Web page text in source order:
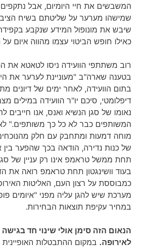
המשבשים את חיי היומיום, אבל
שמישהו מערער על שליטתם בשיח
שיבש את מונופול המידע שנקבע
כאילו חופש הביטוי עצמו מהווה איום
רוב משתתפי הוועידה ניסו לטאטא את
בטענה שארה"ב "מעוניינת לערער את
בתום הוועידה, לאחר ימים של דיונים
דיפלומטי, סיכם יו"ר הוועידה במילים
נאומו של סגן הנשיא ואנס, אנו חייבים
המשותפים כבר לא כל כך משותפים."
מוחה דמעות ומתחבק עם חלק
של כנות נדירה, הודאה בכך שהפער בין
תחת ממשל טראמפ אינו רק עניין של
בעוד וושינגטון תחת טראמפ רואה את
כמבוססת על רצון העם, האליטות
מערכת שיש להגן עליה מפני "איומים
במחיר עקיפת תוצאות הבחירות.
הנאום הזה סימן אולי שינוי חד
לאירופה. במקום ההתבטלות